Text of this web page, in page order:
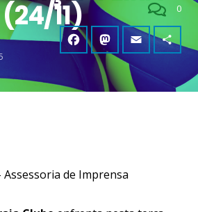
(24/11) 0
Assessoria de Imprensa